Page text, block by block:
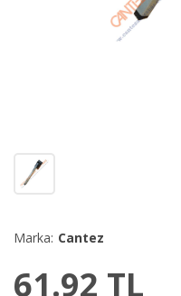
Marka: Cantez
61.92 TL